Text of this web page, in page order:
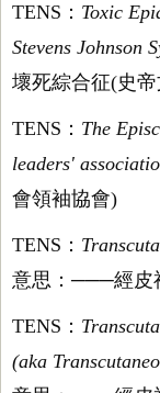
TENS： Toxic
Stevens Johnson
壞死綜合征(史
TENS： The
leaders'
會領袖協會)
TENS：
意思：───經皮
TENS：
(aka